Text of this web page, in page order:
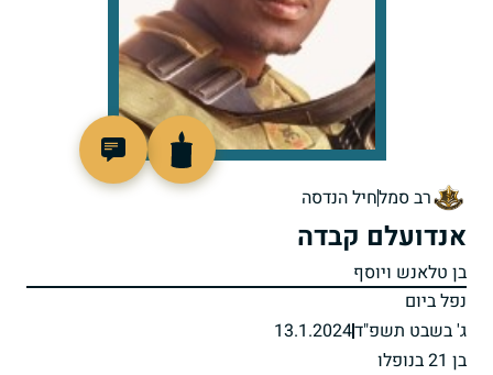
רב סמלחיל הנדסה
אנדועלם קבדה
בן טלאנש ויוסף
נפל ביום
ג' בשבט תשפ"ד13.1.2024
בן 21 בנופלו